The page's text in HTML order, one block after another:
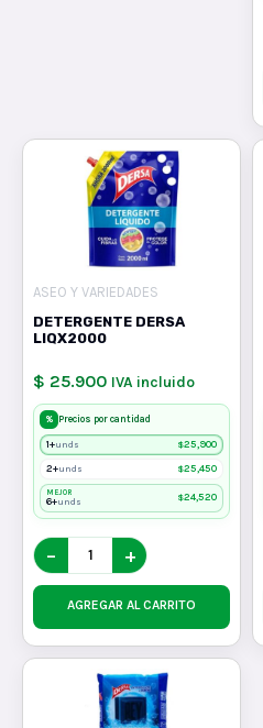
ASEO Y VARIEDADES
DETERGENTE DERSA
LIQX2000
$ 25.900 IVA incluido
% Precios por cantidad
1+unds $25,900
2+unds $25,450
MEJOR
6+unds $24,520
− +
AGREGAR AL CARRITO